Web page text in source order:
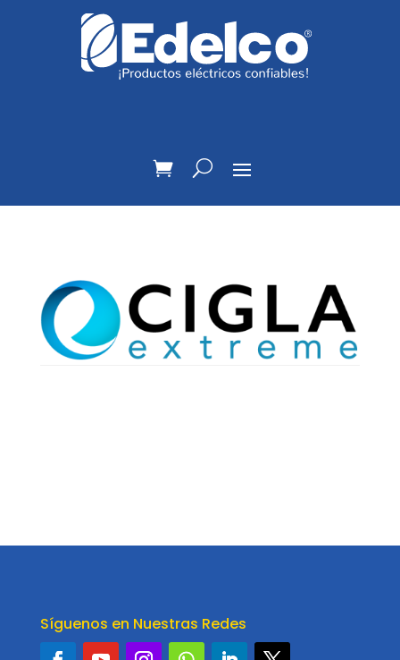
Síguenos en Nuestras Redes